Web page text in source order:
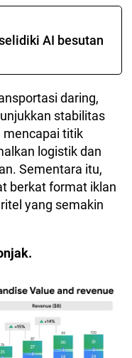
AI besutan
daring,
stabilitas
mencapai titik
logistik dan
Sementara itu,
berkat format iklan
yang semakin